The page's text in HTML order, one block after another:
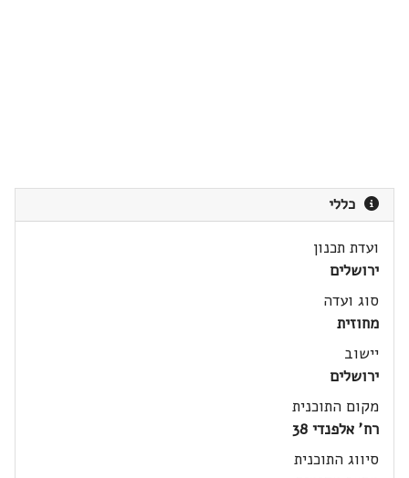
כללי
ועדת תכנון
ירושלים
סוג ועדה
מחוזית
יישוב
ירושלים
מקום התוכנית
רח' אלפנדי 38
סיווג התוכנית